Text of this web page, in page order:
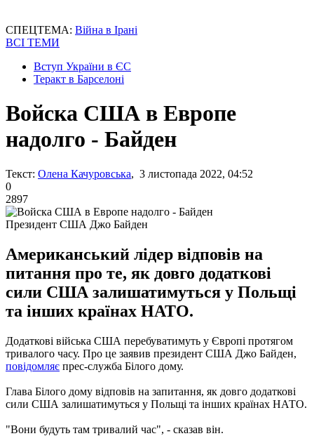
СПЕЦТЕМА: Війна в Ірані
ВСІ ТЕМИ
Вступ України в ЄС
Теракт в Барселоні
Войска США в Европе
надолго - Байден
Текст: Олена Качуровська, 3 листопада 2022, 04:52
0
2897
Президент США Джо Байден
Американський лідер відповів на
питання про те, як довго додаткові
сили США залишатимуться у Польщі
та інших країнах НАТО.
Додаткові війська США перебуватимуть у Європі протягом
тривалого часу. Про це заявив президент США Джо Байден,
повідомляє прес-служба Білого дому.
Глава Білого дому відповів на запитання, як довго додаткові
сили США залишатимуться у Польщі та інших країнах НАТО.
"Вони будуть там тривалий час", - сказав він.